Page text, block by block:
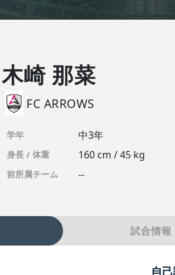
木崎 那菜
FC ARROWS
学年 中3年
身長 / 体重 160 cm / 45 kg
前所属チーム --
試合情報
自